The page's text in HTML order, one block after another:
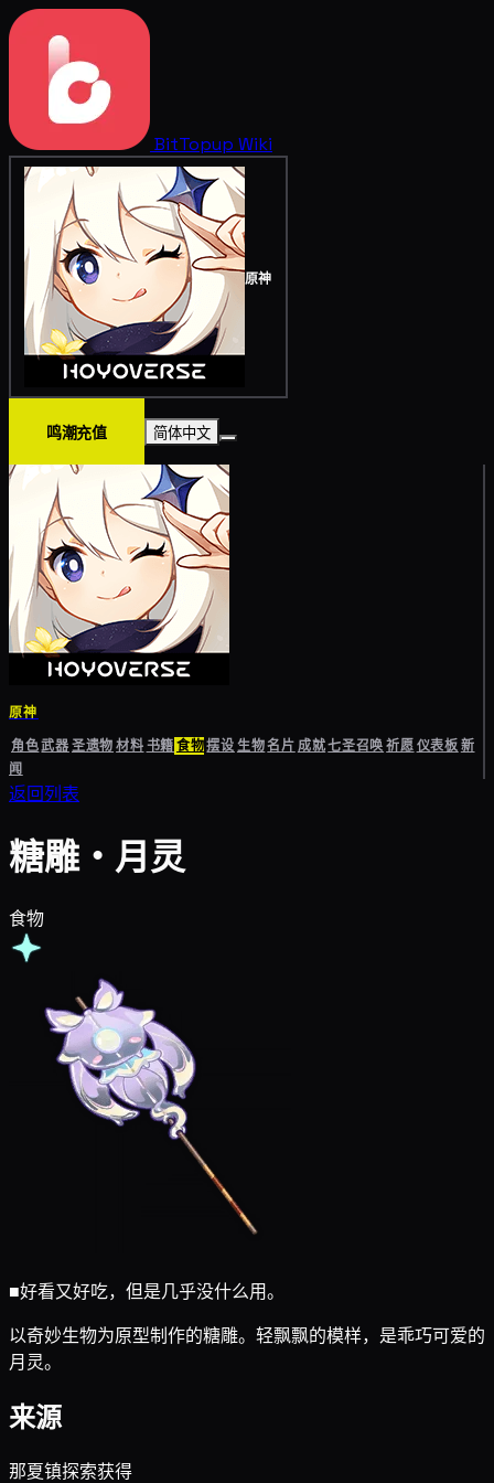
BitTopup Wiki
原神
鸣潮充值 简体中文
原神
角色武器圣遗物材料书籍食物摆设生物名片成就七圣召唤祈愿仪表板新
闻
返回列表
糖雕・月灵
食物
■好看又好吃，但是几乎没什么用。
以奇妙生物为原型制作的糖雕。轻飘飘的模样，是乖巧可爱的
月灵。
来源
那夏镇探索获得